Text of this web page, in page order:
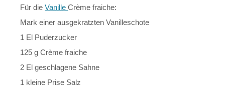
Für dieVanilleCrème fraiche:
Mark einer ausgekratzten Vanilleschote
1 El Puderzucker
125 g Crème fraiche
2 El geschlagene Sahne
1 kleine Prise Salz